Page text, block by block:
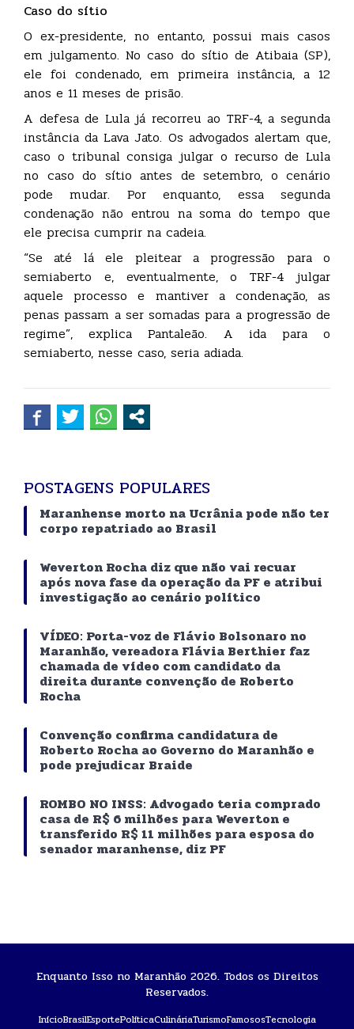
Caso do sítio
O ex-presidente, no entanto, possui mais casos
em julgamento. No caso do sítio de Atibaia (SP),
ele foi condenado, em primeira instância, a 12
anos e 11 meses de prisão.
A defesa de Lula já recorreu ao TRF-4, a segunda
instância da Lava Jato. Os advogados alertam que,
caso o tribunal consiga julgar o recurso de Lula
no caso do sítio antes de setembro, o cenário
pode mudar. Por enquanto, essa segunda
condenação não entrou na soma do tempo que
ele precisa cumprir na cadeia.
“Se até lá ele pleitear a progressão para o
semiaberto e, eventualmente, o TRF-4 julgar
aquele processo e mantiver a condenação, as
penas passam a ser somadas para a progressão de
regime”, explica Pantaleão. A ida para o
semiaberto, nesse caso, seria adiada.
POSTAGENS POPULARES
Maranhense morto na Ucrânia pode não ter
corpo repatriado ao Brasil
Weverton Rocha diz que não vai recuar
após nova fase da operação da PF e atribui
investigação ao cenário político
VÍDEO: Porta-voz de Flávio Bolsonaro no
Maranhão, vereadora Flávia Berthier faz
chamada de vídeo com candidato da
direita durante convenção de Roberto
Rocha
Convenção confirma candidatura de
Roberto Rocha ao Governo do Maranhão e
pode prejudicar Braide
ROMBO NO INSS: Advogado teria comprado
casa de R$ 6 milhões para Weverton e
transferido R$ 11 milhões para esposa do
senador maranhense, diz PF
Enquanto Isso no Maranhão 2026. Todos os Direitos
Reservados.
InícioBrasilEsportePolíticaCulináriaTurismoFamososTecnologia